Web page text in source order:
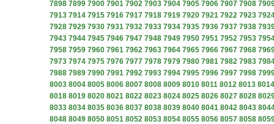
7898 7899 7900 7901 7902 7903 7904 7905 7906 7907 7908
7913 7914 7915 7916 7917 7918 7919 7920 7921 7922 7923
7928 7929 7930 7931 7932 7933 7934 7935 7936 7937 7938
7943 7944 7945 7946 7947 7948 7949 7950 7951 7952 7953
7958 7959 7960 7961 7962 7963 7964 7965 7966 7967 7968
7973 7974 7975 7976 7977 7978 7979 7980 7981 7982 7983
7988 7989 7990 7991 7992 7993 7994 7995 7996 7997 7998
8003 8004 8005 8006 8007 8008 8009 8010 8011 8012 8013 8014
8018 8019 8020 8021 8022 8023 8024 8025 8026 8027 8028
8033 8034 8035 8036 8037 8038 8039 8040 8041 8042 8043
8048 8049 8050 8051 8052 8053 8054 8055 8056 8057 8058